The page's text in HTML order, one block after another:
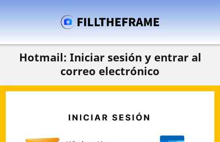
Hotmail: Iniciar sesión y entrar al
correo electrónico